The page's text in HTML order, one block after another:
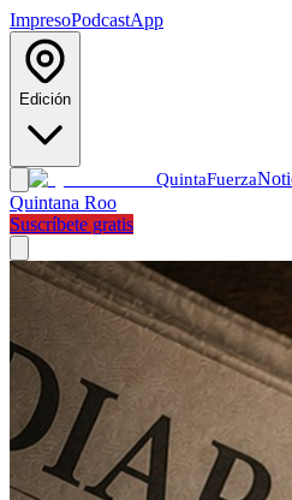
ImpresoPodcastApp
Edición
QuintaFuerza
Quintana Roo
Suscríbete gratis